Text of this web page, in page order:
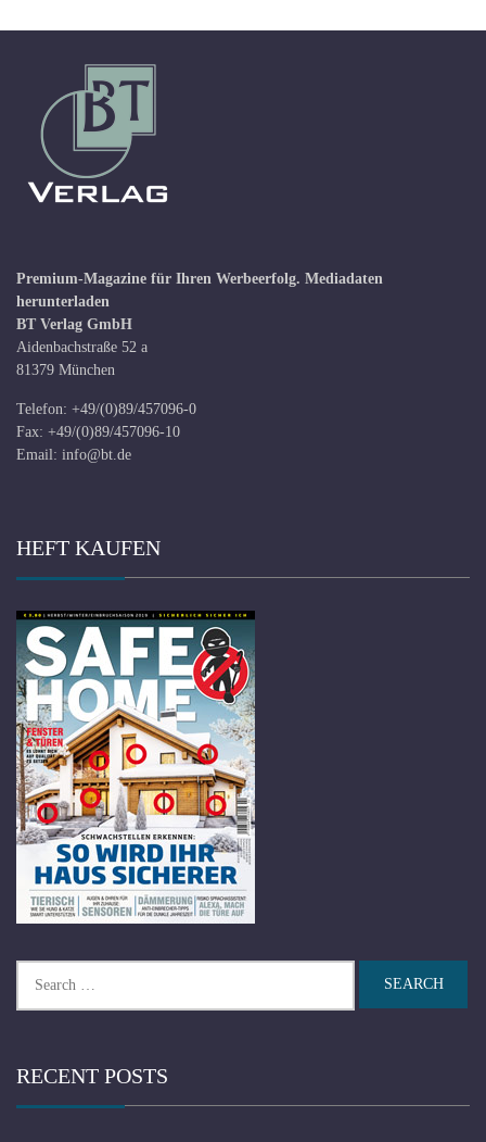
Premium-Magazine für Ihren Werbeerfolg. Mediadaten
herunterladen
BT Verlag GmbH
Aidenbachstraße 52 a
81379 München
Telefon: +49/(0)89/457096-0
Fax: +49/(0)89/457096-10
Email: info@bt.de
HEFT KAUFEN
for:
RECENT POSTS